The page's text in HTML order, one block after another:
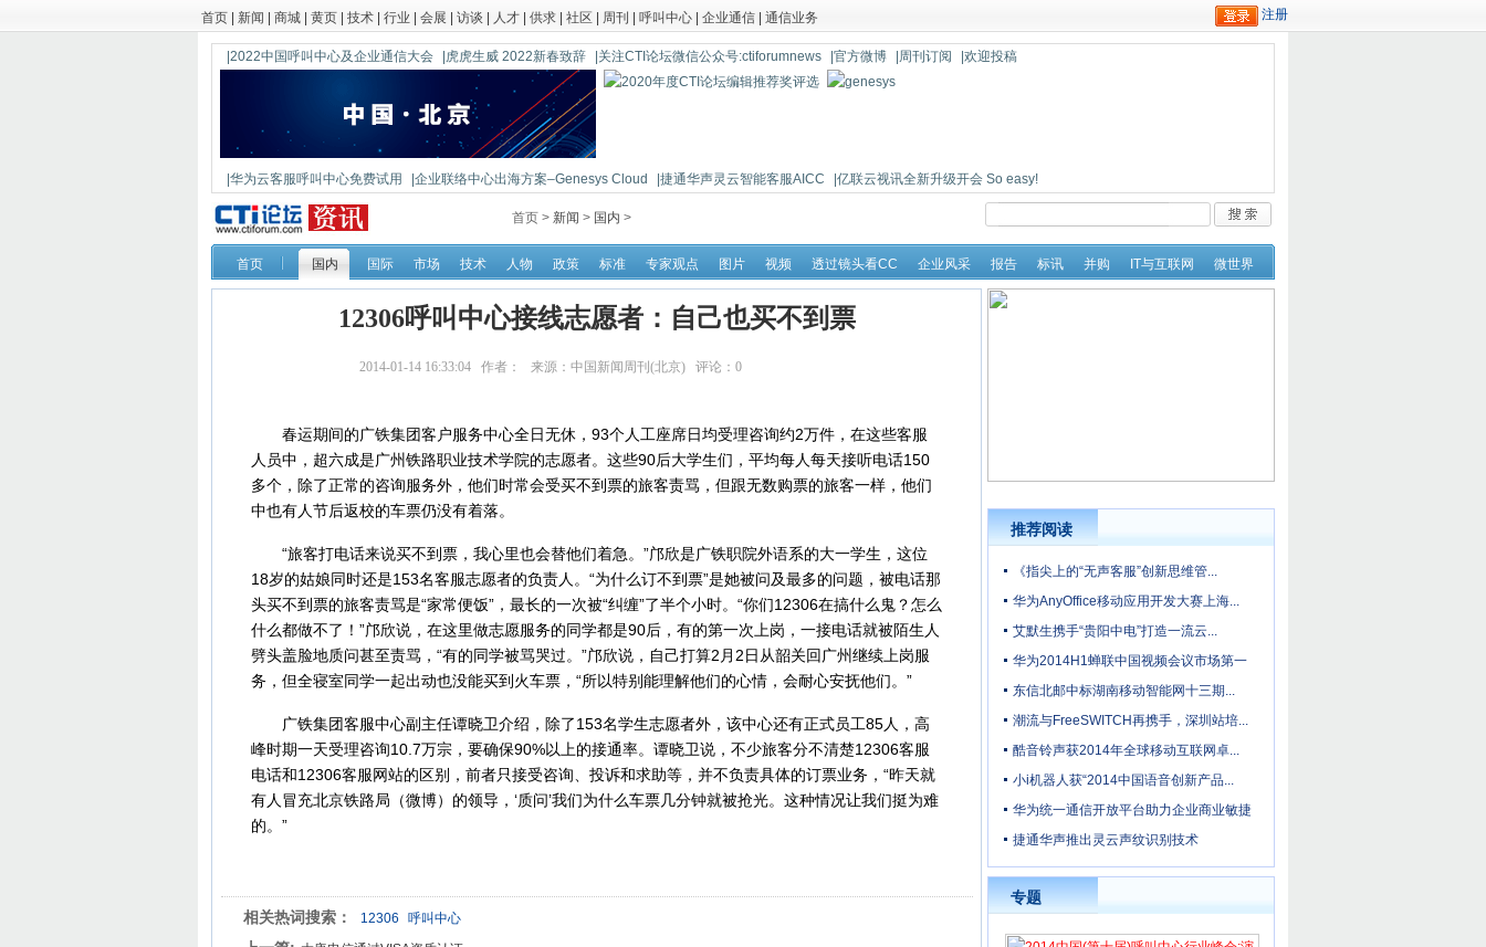
首页 新闻 商城 黄页 技术 行业 会展 访谈 人才 供求 社区 周刊 呼叫中心 企业通信 通信业务
|2022中国呼叫中心及企业通信大会 |虎虎生威 2022新春致辞 |关注CTI论坛微信公众号:ctiforumnews |官方微博 |周刊订阅 |欢迎投稿
|华为云客服呼叫中心免费试用 |企业联络中心出海方案–Genesys Cloud |捷通华声灵云智能客服AICC
|亿联云视讯全新升级开会 So easy!
|鼎信通达新一代语音网关DAG1000-4S
首页 > 新闻 > 国内 >
首页 国内 国际 市场 技术 人物 政策 标准 专家观点 图片 视频 透过镜头看CC 企业风采 报告 标讯 并购 IT与互联网 微世界
12306呼叫中心接线志愿者：自己也买不到票
2014-01-14 16:33:04 作者： 来源：中国新闻周刊(北京) 评论： 0
春运期间的广铁集团客户服务中心全日无休，93个人工座席日均受理咨询约2万件，在这些客服
人员中，超六成是广州铁路职业技术学院的志愿者。这些90后大学生们，平均每人每天接听电话150
多个，除了正常的咨询服务外，他们时常会受买不到票的旅客责骂，但跟无数购票的旅客一样，他们
中也有人节后返校的车票仍没有着落。
“旅客打电话来说买不到票，我心里也会替他们着急。”邝欣是广铁职院外语系的大一学生，这位
18岁的姑娘同时还是153名客服志愿者的负责人。“为什么订不到票”是她被问及最多的问题，被电话那
头买不到票的旅客责骂是“家常便饭”，最长的一次被“纠缠”了半个小时。“你们12306在搞什么鬼？怎么
什么都做不了！”邝欣说，在这里做志愿服务的同学都是90后，有的第一次上岗，一接电话就被陌生人
劈头盖脸地质问甚至责骂，“有的同学被骂哭过。”邝欣说，自己打算2月2日从韶关回广州继续上岗服
务，但全寝室同学一起出动也没能买到火车票，“所以特别能理解他们的心情，会耐心安抚他们。”
广铁集团客服中心副主任谭晓卫介绍，除了153名学生志愿者外，该中心还有正式员工85人，高
峰时期一天受理咨询10.7万宗，要确保90%以上的接通率。谭晓卫说，不少旅客分不清楚12306客服
电话和12306客服网站的区别，前者只接受咨询、投诉和求助等，并不负责具体的订票业务，“昨天就
有人冒充北京铁路局（微博）的领导，‘质问’我们为什么车票几分钟就被抢光。这种情况让我们挺为难
的。”
相关热词搜索： 12306 呼叫中心
推荐阅读
《指尖上的“无声客服”创新思维管...
华为AnyOffice移动应用开发大赛上海...
艾默生携手“贵阳中电”打造一流云...
华为2014H1蝉联中国视频会议市场第一
东信北邮中标湖南移动智能网十三期...
潮流与FreeSWITCH再携手，深圳站培...
酷音铃声获2014年全球移动互联网卓...
小i机器人获“2014中国语音创新产品...
华为统一通信开放平台助力企业商业敏捷
捷通华声推出灵云声纹识别技术
专题